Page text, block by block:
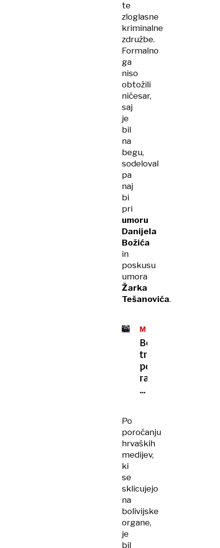
te
zloglasne
kriminalne
združbe.
Formalno
ga
niso
obtožili
ničesar,
saj
je
bil
na
begu,
sodeloval
pa
naj
bi
pri
umoru
Danijela
Božića
in
poskusu
umora
Žarka
Tešanovića.
MAFIJSKI
UMOR
Božićevo
truplo
polno
ran,
usodna
glave
Po
poročanju
hrvaških
medijev,
ki
se
sklicujejo
na
bolivijske
organe,
je
bil